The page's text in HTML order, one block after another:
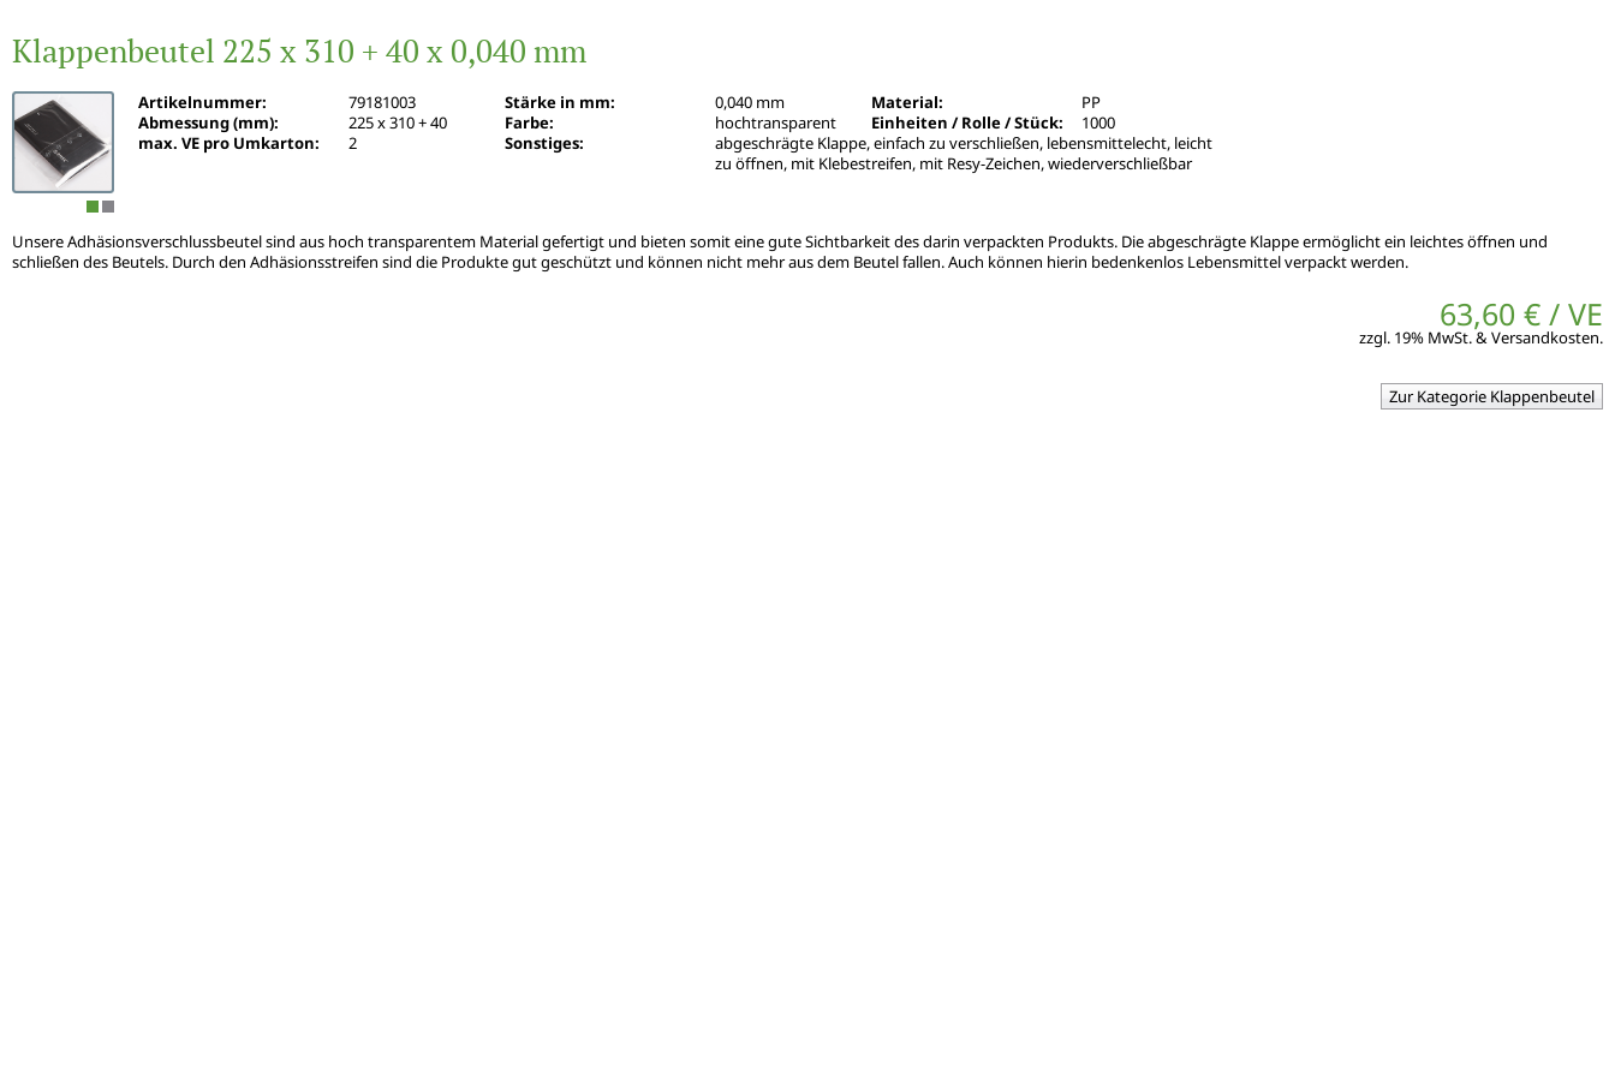
Klappenbeutel 225 x 310 + 40 x 0,040 mm
Artikelnummer: 79181003 Stärke in mm: 0,040 mm Material: PP
Abmessung (mm): 225 x 310 + 40 Farbe: hochtransparent Einheiten / Rolle / Stück: 1000
max. VE pro Umkarton: 2 Sonstiges: abgeschrägte Klappe, einfach zu verschließen, lebensmittelecht, leicht
zu öffnen, mit Klebestreifen, mit Resy-Zeichen, wiederverschließbar
Unsere Adhäsionsverschlussbeutel sind aus hoch transparentem Material gefertigt und bieten somit eine gute Sichtbarkeit des darin verpackten Produkts. Die abgeschrägte Klappe ermöglicht ein leichtes öffnen und
schließen des Beutels. Durch den Adhäsionsstreifen sind die Produkte gut geschützt und können nicht mehr aus dem Beutel fallen. Auch können hierin bedenkenlos Lebensmittel verpackt werden.
63,60 € / VE
zzgl. 19% MwSt. & Versandkosten.
Zur Kategorie Klappenbeutel